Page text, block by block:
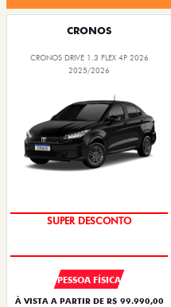
CRONOS
CRONOS DRIVE 1.3 FLEX 4P 2026
2025/2026
SUPER DESCONTO
PESSOA FÍSICA
À VISTA A PARTIR DE R$ 99.990,00